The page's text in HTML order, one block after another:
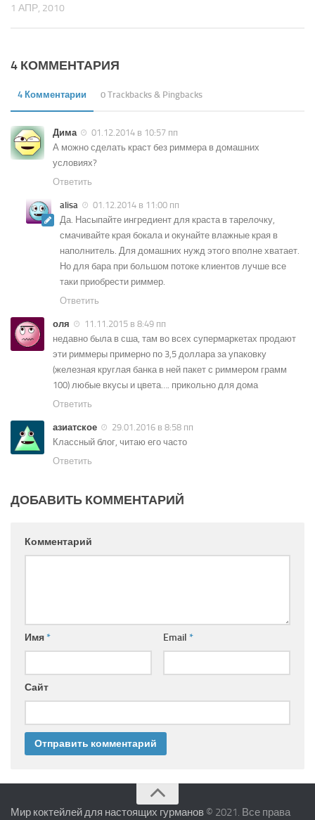
1 АПР, 2010
4 КОММЕНТАРИЯ
4 Комментарии 0 Trackbacks & Pingbacks
Дима
01.12.2014 в 10:57 пп
А можно сделать краст без риммера в домашних
условиях?
Ответить
alisa
01.12.2014 в 11:00 пп
Да. Насыпайте ингредиент для краста в тарелочку,
смачивайте края бокала и окунайте влажные края в
наполнитель. Для домашних нужд этого вполне хватает.
Но для бара при большом потоке клиентов лучше все
таки приобрести риммер.
Ответить
оля
11.11.2015 в 8:49 пп
недавно была в сша, там во всех супермаркетах продают
эти риммеры примерно по 3,5 доллара за упаковку
(железная круглая банка в ней пакет с риммером грамм
100) любые вкусы и цвета…. прикольно для дома
Ответить
азиатское
29.01.2016 в 8:58 пп
Классный блог, читаю его часто
Ответить
ДОБАВИТЬ КОММЕНТАРИЙ
Комментарий
Имя* Email *
Сайт
Мир коктейлей для настоящих гурманов © 2021. Все права